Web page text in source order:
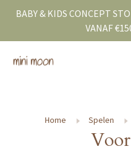
BABY & KIDS CONCEPT
VANAF
Home Spelen